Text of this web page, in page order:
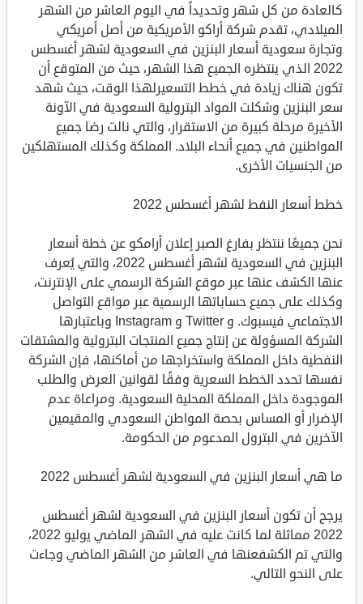
كالعادة من كل شهر وتحديداً في اليوم العاشر من الشهر
الميلادي، تقدم شركة أراكو الأمريكية من أصل أمريكي
وتجارة سعودية أسعار البنزين في السعودية لشهر أغسطس
2022 الذي ينتظره الجميع هذا الشهر، حيث من المتوقع أن
تكون هناك زيادة في خطط التسعيرلهذا الوقت، حيث شهد
سعر البنزين وشكلت المواد البترولية السعودية في الآونة
الأخيرة مرحلة كبيرة من الاستقرار، والتي نالت رضا جميع
المواطنين في جميع أنحاء البلاد. المملكة وكذلك المستهلكين
من الجنسيات الأخرى.
خطط أسعار النفط لشهر أغسطس 2022
نحن جميعًا ننتظر بفارغ الصبر إعلان أرامكو عن خطة أسعار
البنزين في السعودية لشهر أغسطس 2022، والتي يُعرف
عنها الكشف عنها عبر موقع الشركة الرسمي على الإنترنت،
وكذلك على جميع حساباتها الرسمية عبر مواقع التواصل
الاجتماعي فيسبوك. و Twitter و Instagram وباعتبارها
الشركة المسؤولة عن إنتاج جميع المنتجات البترولية والمشتقات
النفطية داخل المملكة واستخراجها من أماكنها، فإن الشركة
نفسها تحدد الخطط السعرية وفقًا لقوانين العرض والطلب
الموجودة داخل المملكة المحلية السعودية. ومراعاة عدم
الإضرار أو المساس بحصة المواطن السعودي والمقيمين
الآخرين في البترول المدعوم من الحكومة.
ما هي أسعار البنزين في السعودية لشهر أغسطس 2022
يرجح أن تكون أسعار البنزين في السعودية لشهر أغسطس
2022 مماثلة لما كانت عليه في الشهر الماضي يوليو 2022،
والتي تم الكشفعنها في العاشر من الشهر الماضي وجاءت
على النحو التالي.